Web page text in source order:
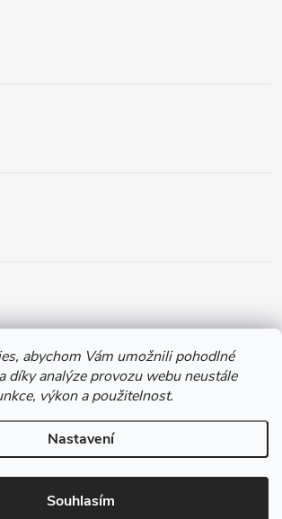
abychom Vám umožnili pohodlné
díky analýze provozu webu neustále
výkon a použitelnost.
Nastavení
Souhlasím
Chytil.cz. Všechna práva vyhrazena.